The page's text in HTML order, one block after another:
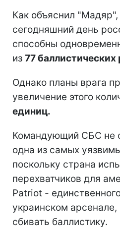
Как объяснил
сегодняшний день
способны
из 77 баллистических
Однако планы врага
увеличение этого
единиц.
Командующий СБС не
одна из самых
поскольку страна
перехватчиков для
Patriot -
украинском арсенале,
сбивать баллистику.